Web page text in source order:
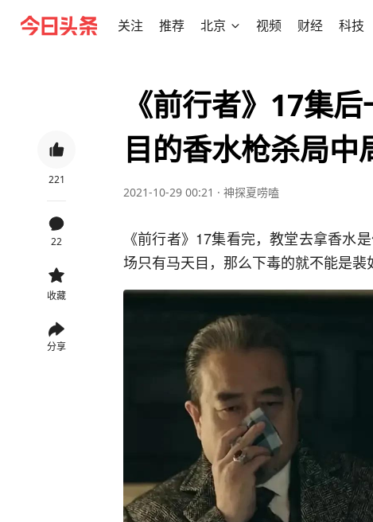
关注 推荐 北京 视频 财经 科技
221
22
收藏
分享
《前行者》17集
目的香水枪杀局中
2021-10-29 00:21 · 神探夏唠嗑
《前行者》17集看完，教堂去拿香水
场只有马天目，那么下毒的就不能是裴